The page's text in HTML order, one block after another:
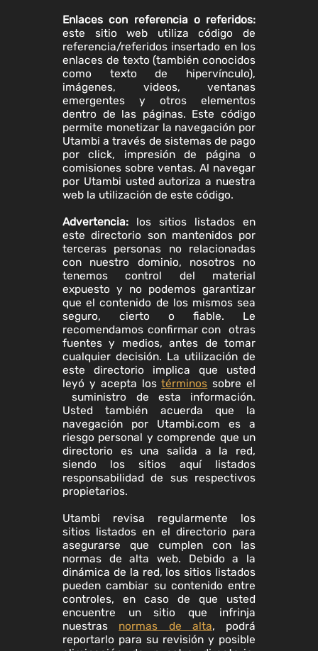
Enlaces con referencia o referidos:
este sitio web utiliza código de
referencia/referidos insertado en los
enlaces de texto (también conocidos
como texto de hipervínculo),
imágenes, videos, ventanas
emergentes y otros elementos
dentro de las páginas. Este código
permite monetizar la navegación por
Utambi a través de sistemas de pago
por click, impresión de página o
comisiones sobre ventas. Al navegar
por Utambi usted autoriza a nuestra
web la utilización de este código.
Advertencia: los sitios listados en
este directorio son mantenidos por
terceras personas no relacionadas
con nuestro dominio, nosotros no
tenemos control del material
expuesto y no podemos garantizar
que el contenido de los mismos sea
seguro, cierto o fiable. Le
recomendamos confirmar con otras
fuentes y medios, antes de tomar
cualquier decisión. La utilización de
este directorio implica que usted
leyó y acepta lostérminos sobre el
suministro de esta información.
Usted también acuerda que la
navegación por Utambi.com es a
riesgo personal y comprende que un
directorio es una salida a la red,
siendo los sitios aquí listados
responsabilidad de sus respectivos
propietarios.
Utambi revisa regularmente los
sitios listados en el directorio para
asegurarse que cumplen con las
normas de alta web. Debido a la
dinámica de la red, los sitios listados
pueden cambiar su contenido entre
controles, en caso de que usted
encuentre un sitio que infrinja
nuestras normas de alta, podrá
reportarlo para su revisión y posible